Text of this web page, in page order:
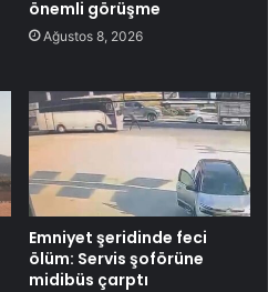
önemli görüşme
Ağustos 8, 2026
Emniyet şeridinde feci
ölüm: Servis şoförüne
midibüs çarptı